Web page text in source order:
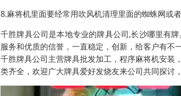
8.麻将机里面要经常用吹风机清理里面的蜘蛛网或
千胜牌具公司是本地专业的牌具公司,长沙哪里有
服务和优质的信誉，一直稳定，创新，给客户有
千胜牌具公司主营牌具批发加工，程序麻将机安
类齐全，欢迎广大牌具爱好发烧友来公司共同探讨